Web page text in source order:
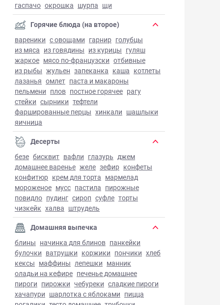
гаспачо окрошка шурпа щи
Горячие блюда (на второе)
вареники с овощами гарнир голубцы
из мяса из говядины из курицы гуляш
жаркое мясо по-французски отбивные
из рыбы жульен запеканка каша котлеты
лазанья омлет паста и макароны
пельмени плов постное горячее рагу
стейки сырники тефтели
фаршированные перцы хинкали шашлыки
яичница
Десерты
безе бисквит вафли глазурь джем
домашнее варенье желе зефир конфеты
конфитюр крем для торта мармелад
мороженое мусс пастила пирожные
повидло пудинг сироп суфле торты
чизкейк халва штрудель
Домашняя выпечка
блины начинка для блинов панкейки
булочки ватрушки коржики пончики хлеб
кексы маффины лепешки манник
оладьи на кефире печенье домашнее
пироги пирожки чебуреки сладкие пироги
хачапури шарлотка с яблоками пицца